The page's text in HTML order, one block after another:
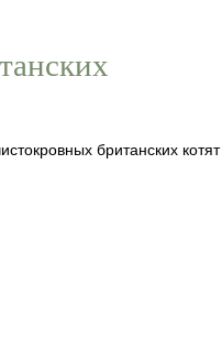
британских котят